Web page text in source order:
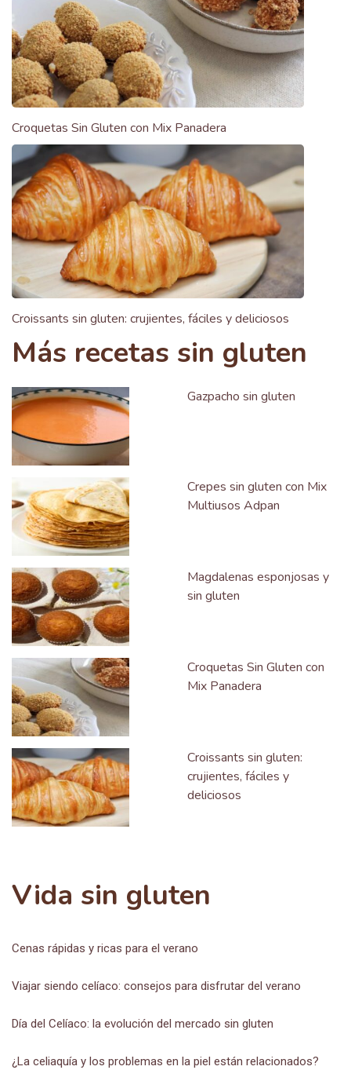
Croquetas Sin Gluten con Mix Panadera
Croissants sin gluten: crujientes, fáciles y deliciosos
Más recetas sin gluten
Gazpacho sin gluten
Crepes sin gluten con Mix
Multiusos Adpan
Magdalenas esponjosas y
sin gluten
Croquetas Sin Gluten con
Mix Panadera
Croissants sin gluten:
crujientes, fáciles y
deliciosos
Vida sin gluten
Cenas rápidas y ricas para el verano
Viajar siendo celíaco: consejos para disfrutar del verano
Día del Celíaco: la evolución del mercado sin gluten
¿La celiaquía y los problemas en la piel están relacionados?